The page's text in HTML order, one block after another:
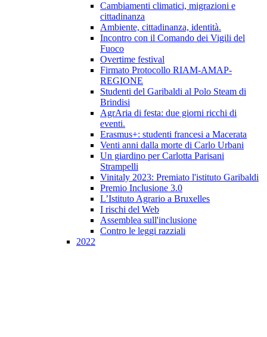
Cambiamenti climatici, migrazioni e
cittadinanza
Ambiente, cittadinanza, identità.
Incontro con il Comando dei Vigili del
Fuoco
Overtime festival
Firmato Protocollo RIAM-AMAP-
REGIONE
Studenti del Garibaldi al Polo Steam di
Brindisi
AgrAria di festa: due giorni ricchi di
eventi.
Erasmus+: studenti francesi a Macerata
Venti anni dalla morte di Carlo Urbani
Un giardino per Carlotta Parisani
Strampelli
Vinitaly 2023: Premiato l'istituto Garibaldi
Premio Inclusione 3.0
L’Istituto Agrario a Bruxelles
I rischi del Web
Assemblea sull'inclusione
Contro le leggi razziali
2022